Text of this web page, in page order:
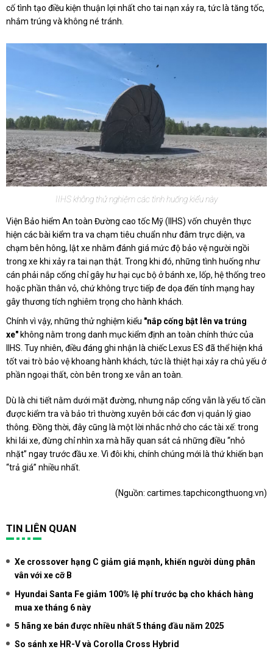
cố tình tạo điều kiện thuận lợi nhất cho tai nạn xảy ra, tức là tăng tốc,
nhắm trúng và không né tránh.
IIHS không thử nghiệm các tình huống kiểu này
Viện Bảo hiểm An toàn Đường cao tốc Mỹ (IIHS) vốn chuyên thực
hiện các bài kiểm tra va chạm tiêu chuẩn như đâm trực diện, va
chạm bên hông, lật xe nhằm đánh giá mức độ bảo vệ người ngồi
trong xe khi xảy ra tai nạn thật. Trong khi đó, những tình huống như
cán phải nắp cống chỉ gây hư hại cục bộ ở bánh xe, lốp, hệ thống treo
hoặc phần thân vỏ, chứ không trực tiếp đe dọa đến tính mạng hay
gây thương tích nghiêm trọng cho hành khách.
Chính vì vậy, những thử nghiệm kiểu "nắp cống bật lên va trúng
xe" không nằm trong danh mục kiểm định an toàn chính thức của
IIHS. Tuy nhiên, điều đáng ghi nhận là chiếc Lexus ES đã thể hiện khá
tốt vai trò bảo vệ khoang hành khách, tức là thiệt hại xảy ra chủ yếu ở
phần ngoại thất, còn bên trong xe vẫn an toàn.
Dù là chi tiết nằm dưới mặt đường, nhưng nắp cống vẫn là yếu tố cần
được kiểm tra và bảo trì thường xuyên bởi các đơn vị quản lý giao
thông. Đồng thời, đây cũng là một lời nhắc nhở cho các tài xế: trong
khi lái xe, đừng chỉ nhìn xa mà hãy quan sát cả những điều “nhỏ
nhặt” ngay trước đầu xe. Vì đôi khi, chính chúng mới là thứ khiến bạn
“trả giá” nhiều nhất.
(Nguồn: cartimes.tapchicongthuong.vn)
TIN LIÊN QUAN
Xe crossover hạng C giảm giá mạnh, khiến người dùng phân
vân với xe cỡ B
Hyundai Santa Fe giảm 100% lệ phí trước bạ cho khách hàng
mua xe tháng 6 này
5 hãng xe bán được nhiều nhất 5 tháng đầu năm 2025
So sánh xe HR-V và Corolla Cross Hybrid